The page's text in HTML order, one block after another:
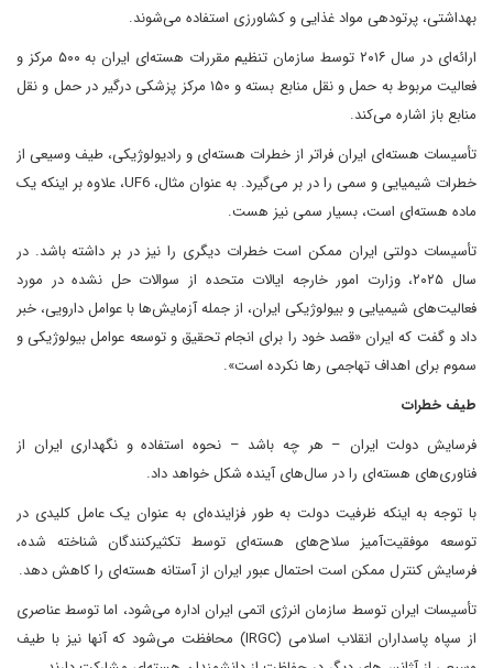
بهداشتی، پرتودهی مواد غذایی و کشاورزی استفاده می‌شوند.
ارائه‌ای در سال ۲۰۱۶ توسط سازمان تنظیم مقررات هسته‌ای ایران به ۵۰۰ مرکز و
فعالیت مربوط به حمل و نقل منابع بسته و ۱۵۰ مرکز پزشکی درگیر در حمل و نقل
منابع باز اشاره می‌کند.
تأسیسات هسته‌ای ایران فراتر از خطرات هسته‌ای و رادیولوژیکی، طیف وسیعی از
خطرات شیمیایی و سمی را در بر می‌گیرد. به عنوان مثال، UF6، علاوه بر اینکه یک
ماده هسته‌ای است، بسیار سمی نیز هست.
تأسیسات دولتی ایران ممکن است خطرات دیگری را نیز در بر داشته باشد. در
سال ۲۰۲۵، وزارت امور خارجه ایالات متحده از سوالات حل نشده در مورد
فعالیت‌های شیمیایی و بیولوژیکی ایران، از جمله آزمایش‌ها با عوامل دارویی، خبر
داد و گفت که ایران «قصد خود را برای انجام تحقیق و توسعه عوامل بیولوژیکی و
سموم برای اهداف تهاجمی رها نکرده است».
طیف خطرات
فرسایش دولت ایران – هر چه باشد – نحوه استفاده و نگهداری ایران از
فناوری‌های هسته‌ای را در سال‌های آینده شکل خواهد داد.
با توجه به اینکه ظرفیت دولت به طور فزاینده‌ای به عنوان یک عامل کلیدی در
توسعه موفقیت‌آمیز سلاح‌های هسته‌ای توسط تکثیرکنندگان شناخته شده،
فرسایش کنترل ممکن است احتمال عبور ایران از آستانه هسته‌ای را کاهش دهد.
تأسیسات ایران توسط سازمان انرژی اتمی ایران اداره می‌شود، اما توسط عناصری
از سپاه پاسداران انقلاب اسلامی (IRGC) محافظت می‌شود که آنها نیز با طیف